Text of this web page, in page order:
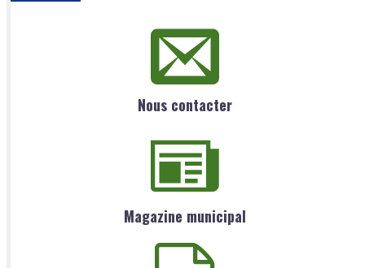
Nous contacter
Magazine municipal